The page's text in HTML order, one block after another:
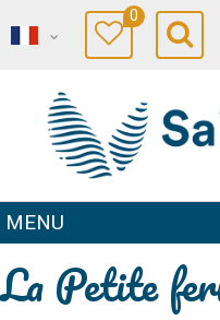
0
MENU
La Petite